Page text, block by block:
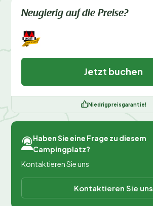
Neugierig auf die Preise?
Jetzt buchen
Niedrigpreisgarantie!
Haben Sie eine Frage zu diesem
Campingplatz?
Kontaktieren Sie uns
Kontaktieren Sie uns